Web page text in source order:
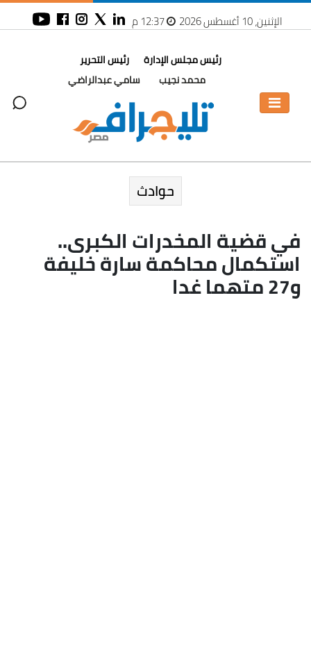
الإثنين، 10 أغسطس 2026 12:37 م
رئيس مجلس الإدارة
محمد نجيب
رئيس التحرير
سامي عبدالراضي
حوادث
في قضية المخدرات الكبرى..
استكمال محاكمة سارة خليفة
و27 متهما غدا